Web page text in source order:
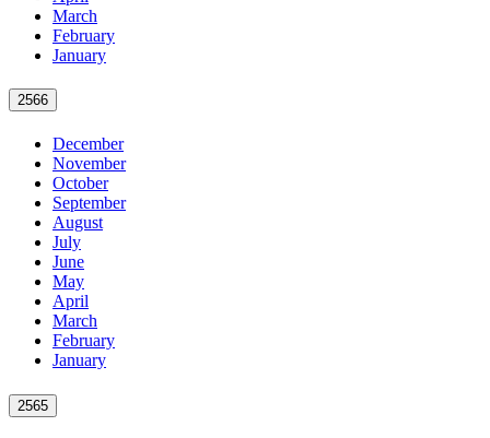
March
February
January
2566
December
November
October
September
August
July
June
May
April
March
February
January
2565